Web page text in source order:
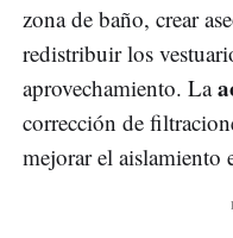
zona de baño, crear
redistribuir los
aprovechamiento. La
corrección de
mejorar el aislamiento